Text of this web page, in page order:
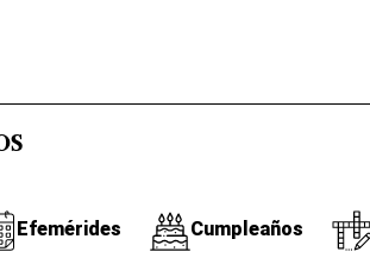
Efemérides Cumpleaños